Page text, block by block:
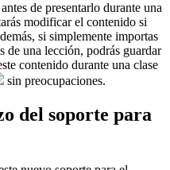
de presentarlo durante una
modificar el contenido si
si simplemente importas
de una lección, podrás guardar
contenido durante una clase
sin preocupaciones.
del soporte para